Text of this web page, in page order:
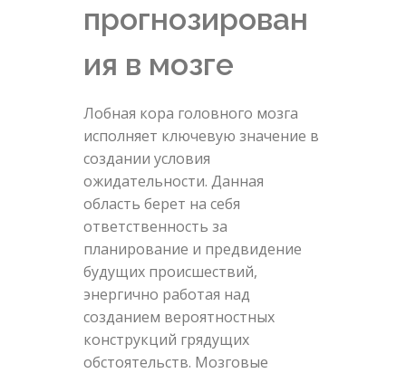
прогнозирован
ия в мозге
Лобная кора головного мозга
исполняет ключевую значение в
создании условия
ожидательности. Данная
область берет на себя
ответственность за
планирование и предвидение
будущих происшествий,
энергично работая над
созданием вероятностных
конструкций грядущих
обстоятельств. Мозговые